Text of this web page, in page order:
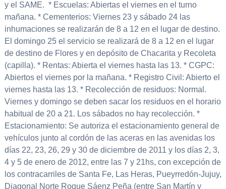
y el SAME. * Escuelas: Abiertas el viernes en el turno
mañana. * Cementerios: Viernes 23 y sábado 24 las
inhumaciones se realizarán de 8 a 12 en el lugar de destino.
El domingo 25 el servicio se realizará de 8 a 12 en el lugar
de destino de Flores y en depósito de Chacarita y Recoleta
(capilla). * Rentas: Abierta el viernes hasta las 13. * CGPC:
Abiertos el viernes por la mañana. * Registro Civil: Abierto el
viernes hasta las 13. * Recolección de residuos: Normal.
Viernes y domingo se deben sacar los residuos en el horario
habitual de 20 a 21. Los sábados no hay recolección. *
Estacionamiento: Se autoriza el estacionamiento general de
vehículos junto al cordón de las aceras en las avenidas los
días 22, 23, 26, 29 y 30 de diciembre de 2011 y los días 2, 3,
4 y 5 de enero de 2012, entre las 7 y 21hs, con excepción de
los contracarriles de Santa Fe, Las Heras, Pueyrredón-Jujuy,
Diagonal Norte Roque Sáenz Peña (entre San Martín y